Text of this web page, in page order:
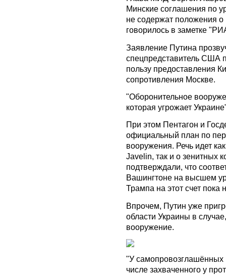
Минские соглашения по
не содержат положения
говорилось в заметке
Заявление Путина
спецпредставитель США
пользу предоставления
сопротивления Москве.
"Оборонительное
которая угрожает
При этом Пентагон и
официальный план по
вооружения. Речь идет
Javelin, так и о зенитных
подтверждали, что
Вашингтоне на высшем
Трампа на этот счет пока
Впрочем, Путин уже
области Украины в
вооружение.
"У самопровозглашённых
числе захваченного у